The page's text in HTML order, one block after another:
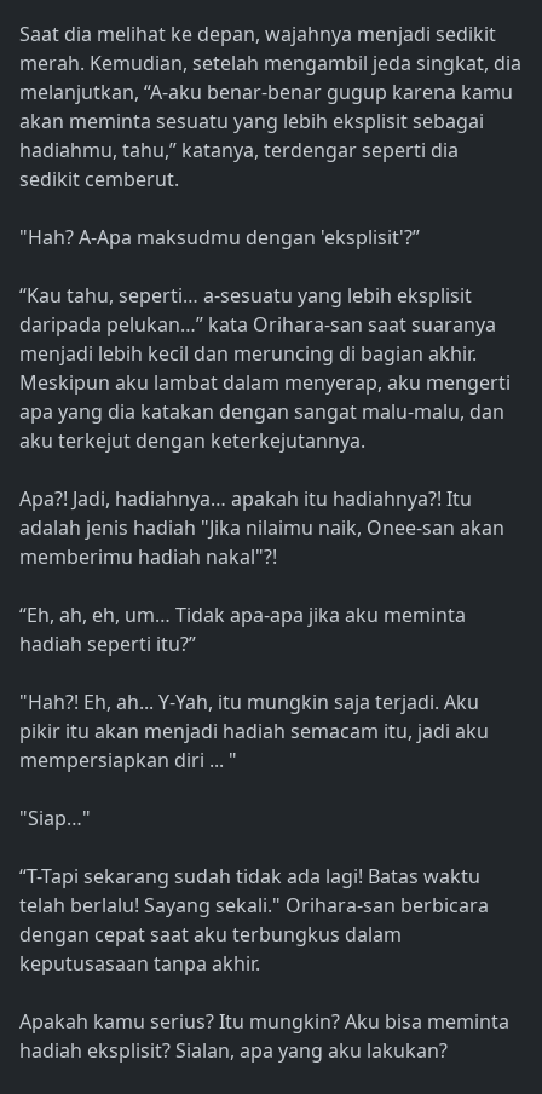
Saat dia melihat ke depan, wajahnya menjadi sedikit
merah. Kemudian, setelah mengambil jeda singkat, dia
melanjutkan, “A-aku benar-benar gugup karena kamu
akan meminta sesuatu yang lebih eksplisit sebagai
hadiahmu, tahu,” katanya, terdengar seperti dia
sedikit cemberut.
"Hah? A-Apa maksudmu dengan 'eksplisit'?”
“Kau tahu, seperti… a-sesuatu yang lebih eksplisit
daripada pelukan…” kata Orihara-san saat suaranya
menjadi lebih kecil dan meruncing di bagian akhir.
Meskipun aku lambat dalam menyerap, aku mengerti
apa yang dia katakan dengan sangat malu-malu, dan
aku terkejut dengan keterkejutannya.
Apa?! Jadi, hadiahnya… apakah itu hadiahnya?! Itu
adalah jenis hadiah "Jika nilaimu naik, Onee-san akan
memberimu hadiah nakal"?!
“Eh, ah, eh, um… Tidak apa-apa jika aku meminta
hadiah seperti itu?”
"Hah?! Eh, ah... Y-Yah, itu mungkin saja terjadi. Aku
pikir itu akan menjadi hadiah semacam itu, jadi aku
mempersiapkan diri ... "
"Siap…"
“T-Tapi sekarang sudah tidak ada lagi! Batas waktu
telah berlalu! Sayang sekali." Orihara-san berbicara
dengan cepat saat aku terbungkus dalam
keputusasaan tanpa akhir.
Apakah kamu serius? Itu mungkin? Aku bisa meminta
hadiah eksplisit? Sialan, apa yang aku lakukan?